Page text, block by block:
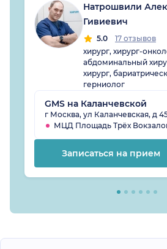
Натрошвили
Гивиевич
5.0
17 отзывов
хирург, хирург-
абдоминальный
хирург,
герниолог
GMS на Каланчевской
г Москва, ул Каланчевская, д
МЦД Площадь Трёх
Записаться на прием